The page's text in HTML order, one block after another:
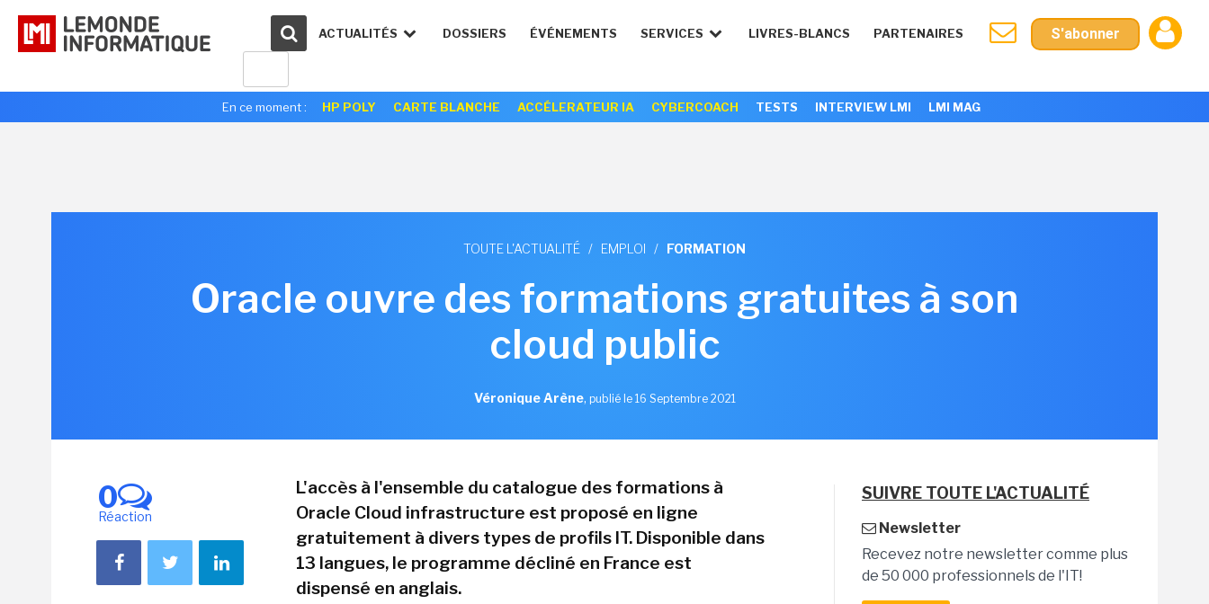
ACTUALITÉS DOSSIERS ÉVÉNEMENTS SERVICES LIVRES-BLANCS PARTENAIRES S'abonner
En ce moment : HP POLY CARTE BLANCHE ACCÉLERATEUR IA CYBERCOACH TESTS INTERVIEW LMI LMI MAG
TOUTE L'ACTUALITÉ / EMPLOI / FORMATION
Oracle ouvre des formations gratuites à son
cloud public
Véronique Arène, publié le 16 Septembre 2021
0
Réaction
L'accès à l'ensemble du catalogue des formations à
Oracle Cloud infrastructure est proposé en ligne
gratuitement à divers types de profils IT. Disponible dans
13 langues, le programme décliné en France est
dispensé en anglais.
SUIVRE TOUTE L'ACTUALITÉ
Newsletter
Recevez notre newsletter comme plus
de 50 000 professionnels de l'IT!